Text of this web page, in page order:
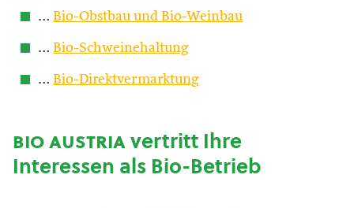
… Bio-Obstbau und Bio-Weinbau
… Bio-Schweinehaltung
… Bio-Direktvermarktung
bio austriavertritt Ihre
Interessen als Bio-Betrieb